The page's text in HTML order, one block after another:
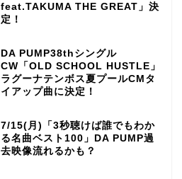
feat.TAKUMA THE GREAT」決
定！
DA PUMP38thシングル
CW「OLD SCHOOL HUSTLE」
ラグーナテンボス夏プールCMタ
イアップ曲に決定！
7/15(月)「3秒聴けば誰でもわか
る名曲ベスト100」DA PUMP過
去映像流れるかも？